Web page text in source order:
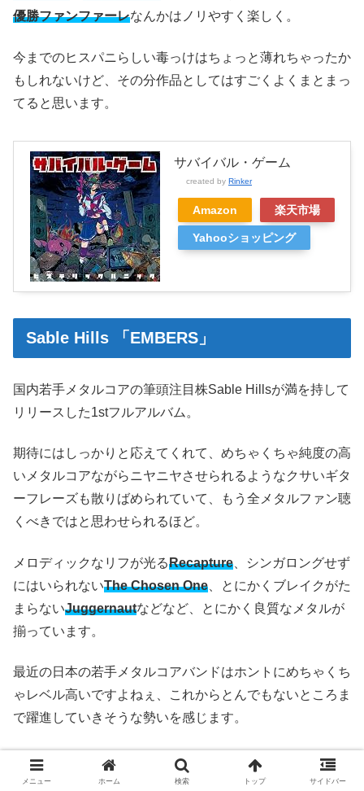
優勝ファンファーレなんかはノリやすく楽しく。
今までのヒスパニらしい毒っけはちょっと薄れちゃったか
もしれないけど、その分作品としてはすごくよくまとまっ
てると思います。
サバイバル・ゲーム
created by Rinker
Amazon 楽天市場
Yahooショッピング
Sable Hills 「EMBERS」
国内若手メタルコアの筆頭注目株Sable Hillsが満を持して
リリースした1stフルアルバム。
期待にはしっかりと応えてくれて、めちゃくちゃ純度の高
いメタルコアながらニヤニヤさせられるようなクサいギタ
ーフレーズも散りばめられていて、もう全メタルファン聴
くべきではと思わせられるほど。
メロディックなリフが光るRecapture 、シンガロングせず
にはいられないThe Chosen One 、とにかくブレイクがた
まらないJuggernautなどなど、とにかく良質なメタルが
揃っています。
最近の日本の若手メタルコアバンドはホントにめちゃくち
ゃレベル高いですよねぇ、これからとんでもないところま
で躍進していきそうな勢いを感じます。
EMBERS
メニュー ホーム 検索 トップ サイドバー